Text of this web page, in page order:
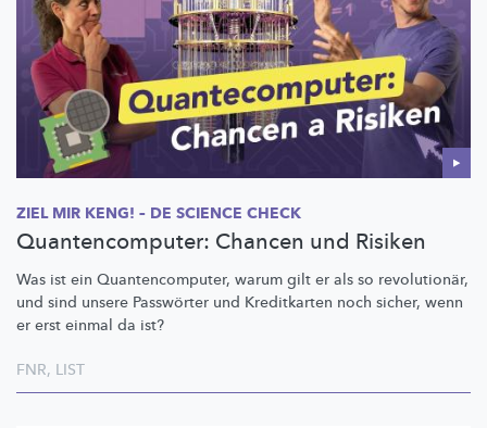
ZIEL MIR KENG! – DE SCIENCE CHECK
Quantencomputer: Chancen und Risiken
Was ist ein Quantencomputer, warum gilt er als so revolutionär,
und sind unsere Passwörter und Kreditkarten noch sicher, wenn
er erst einmal da ist?
FNR, LIST